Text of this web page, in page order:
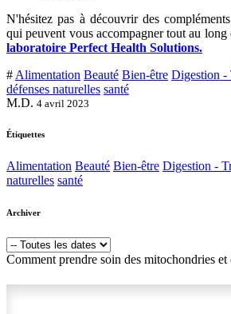
N'hésitez pas à découvrir descompléments
qui peuvent vous accompagner tout au long
laboratoire Perfect Health Solutions.
# Alimentation Beauté Bien-être Digestion -
défenses naturelles santé
M.D. 4 avril 2023
Étiquettes
Alimentation Beauté Bien-être Digestion -
naturelles santé
Archiver
Comment prendre soin des mitochondries et